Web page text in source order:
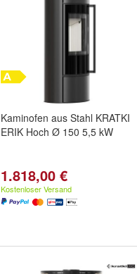
Kaminofen aus Stahl KRATKI
ERIK Hoch Ø 150 5,5 kW
1.818,00 €
Kostenloser Versand